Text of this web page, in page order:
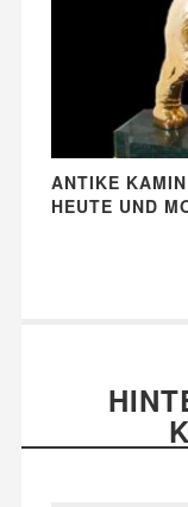
ANTIKE
HEUTE UND